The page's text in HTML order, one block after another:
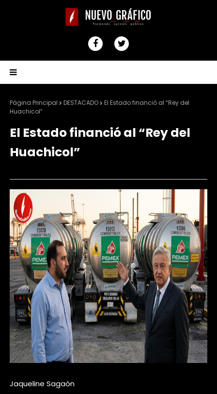
Página Principal DESTACADO
El Estado financió al “Rey del
Huachicol”
El Estado financió al “Rey del
Huachicol”
Jaqueline Sagaón